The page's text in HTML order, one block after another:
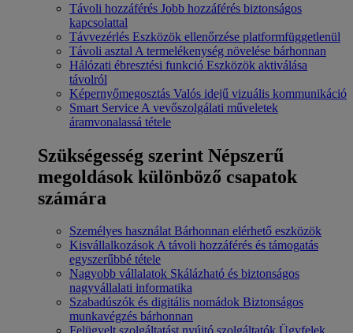
Távoli hozzáférés Jobb hozzáférés biztonságos
kapcsolattal
Távvezérlés Eszközök ellenőrzése platformfüggetlenül
Távoli asztal A termelékenység növelése bárhonnan
Hálózati ébresztési funkció Eszközök aktiválása
távolról
Képernyőmegosztás Valós idejű vizuális kommunikáció
Smart Service A vevőszolgálati műveletek
áramvonalassá tétele
Szükségesség szerint Népszerű
megoldások különböző csapatok
számára
Személyes használat Bárhonnan elérhető eszközök
KisvállalkozásokA távoli hozzáférés és támogatás
egyszerűbbé tétele
Nagyobb vállalatok Skálázható és biztonságos
nagyvállalati informatika
Szabadúszók és digitális nomádok Biztonságos
munkavégzés bárhonnan